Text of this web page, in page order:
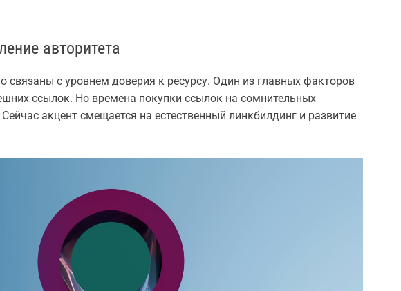
авторитета
связаны с уровнем доверия к ресурсу. Один из главных факторов
ссылок. Но времена покупки ссылок на сомнительных
акцент смещается на естественный линкбилдинг и развитие